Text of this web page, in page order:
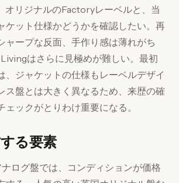
オリジナルのFactoryレーベルと、当
ケット仕様かどうかを確認したい。再
ャープな反面、手作り感は薄れがち
はさらに見極めが難しい。最初
、ジャケットの仕様もレーベルデザイ
ス盤とは大きく異なるため、来歴の確
ェックがとりわけ重要になる。
る要素
ログ盤では、コンディションが価格